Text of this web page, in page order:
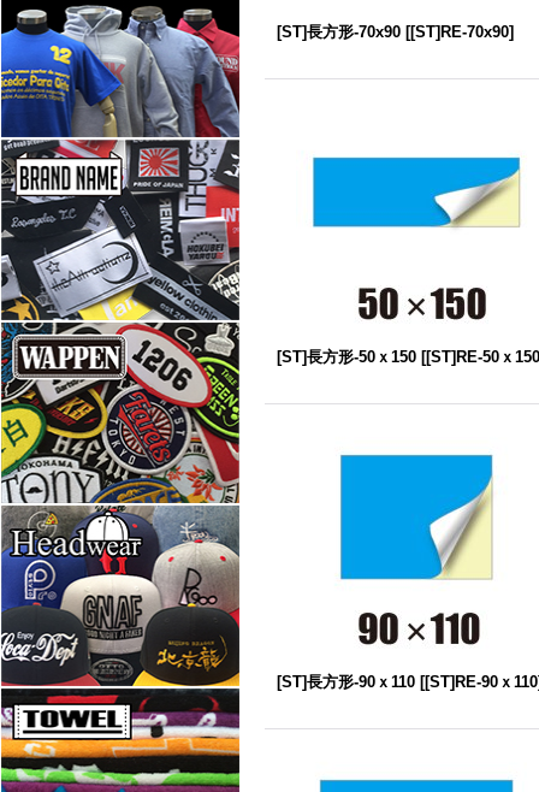
[ST]長方形-70x90 [[ST]RE-70x90]
[ST]長方形-50ｘ150 [[ST]RE-50ｘ150
[ST]長方形-90ｘ110 [[ST]RE-90ｘ110